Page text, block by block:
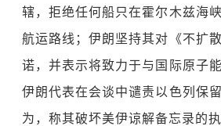
辖，拒绝任何船只在霍尔木兹海
航运路线；伊朗坚持其对《不扩
诺，并表示将致力于与 国际原子
伊朗代表在会谈中谴责以色列保
为，称其破坏美伊谅解备忘录的执